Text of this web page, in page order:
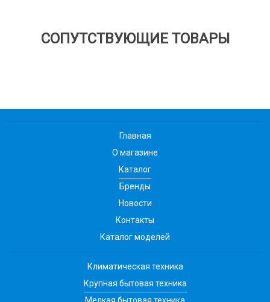
СОПУТСТВУЮЩИЕ ТОВАРЫ
Главная
О магазине
Каталог
Бренды
Новости
Контакты
Каталог моделей
Климатическая техника
Крупная бытовая техника